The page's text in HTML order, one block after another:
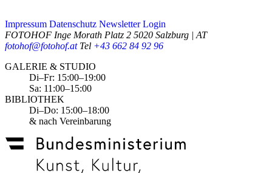
Impressum Datenschutz Newsletter Login
FOTOHOF Inge Morath Platz 2 5020 Salzburg | AT
fotohof@fotohof.at Tel +43 662 84 92 96
Opening Hours
GALERIE & STUDIO
Di–Fr: 15:00–19:00
Sa: 11:00–15:00
BIBLIOTHEK
Di–Do: 15:00–18:00
& nach Vereinbarung